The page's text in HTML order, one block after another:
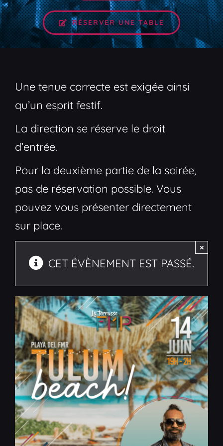
RÉSERVER UNE TABLE
Une tenue correcte est exigée ainsi
qu’un esprit festif.
La direction se réserve le droit
d’entrée.
Pour la deuxième partie de la soirée,
pas de réservation possible. Vous
pouvez vous présenter directement
sur place.
CET ÉVÈNEMENT EST PASSÉ.
×